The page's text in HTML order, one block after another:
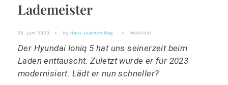
Lademeister
26. Juni 2023 by Hans-Joachim Mag Mobilität
Der Hyundai Ioniq 5 hat uns seinerzeit beim
Laden enttäuscht. Zuletzt wurde er für 2023
modernisiert. Lädt er nun schneller?